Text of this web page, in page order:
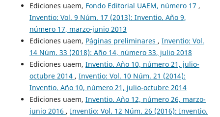
Ediciones uaem, Fondo Editorial UAEM, número 17 ,
Inventio: Vol. 9 Núm. 17 (2013): Inventio. Año 9,
número 17, marzo-junio 2013
Ediciones uaem, Páginas preliminares , Inventio: Vol.
14 Núm. 33 (2018): Año 14, número 33, julio 2018
Ediciones uaem, Inventio. Año 10, número 21, julio-
octubre 2014 , Inventio: Vol. 10 Núm. 21 (2014):
Inventio. Año 10, número 21, julio-octubre 2014
Ediciones uaem, Inventio. Año 12, número 26, marzo-
junio 2016 , Inventio: Vol. 12 Núm. 26 (2016): Inventio.